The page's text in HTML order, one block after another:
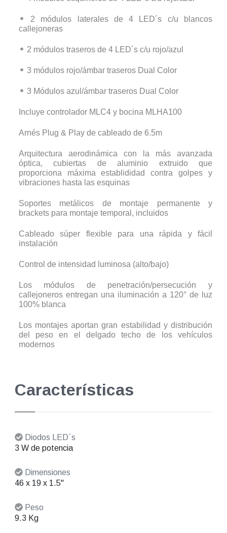
2 módulos laterales de 4 LED´s c/u blancos
callejoneras
2 módulos traseros de 4 LED´s c/u rojo/azul
3 módulos rojo/ámbar traseros Dual Color
3 Módulos azul/ámbar traseros Dual Color
Incluye controlador MLC4 y bocina MLHA100
Arnés Plug & Play de cableado de 6.5m
Arquitectura aerodinámica con la más avanzada
óptica, cubiertas de aluminio extruido que
proporciona máxima establididad contra golpes y
vibraciones hasta las esquinas
Soportes metálicos de montaje permanente y
brackets para montaje temporal, incluidos
Cableado súper flexible para una rápida y fácil
instalación
Control de intensidad luminosa (alto/bajo)
Los módulos de penetración/persecución y
callejoneros entregan una iluminación a 120° de luz
100% blanca
Los montajes aportan gran estabilidad y distribución
del peso en el delgado techo de los vehículos
modernos
Características
Diodos LED´s
3 W de potencia
Dimensiones
46 x 19 x 1.5"
Peso
9.3 Kg